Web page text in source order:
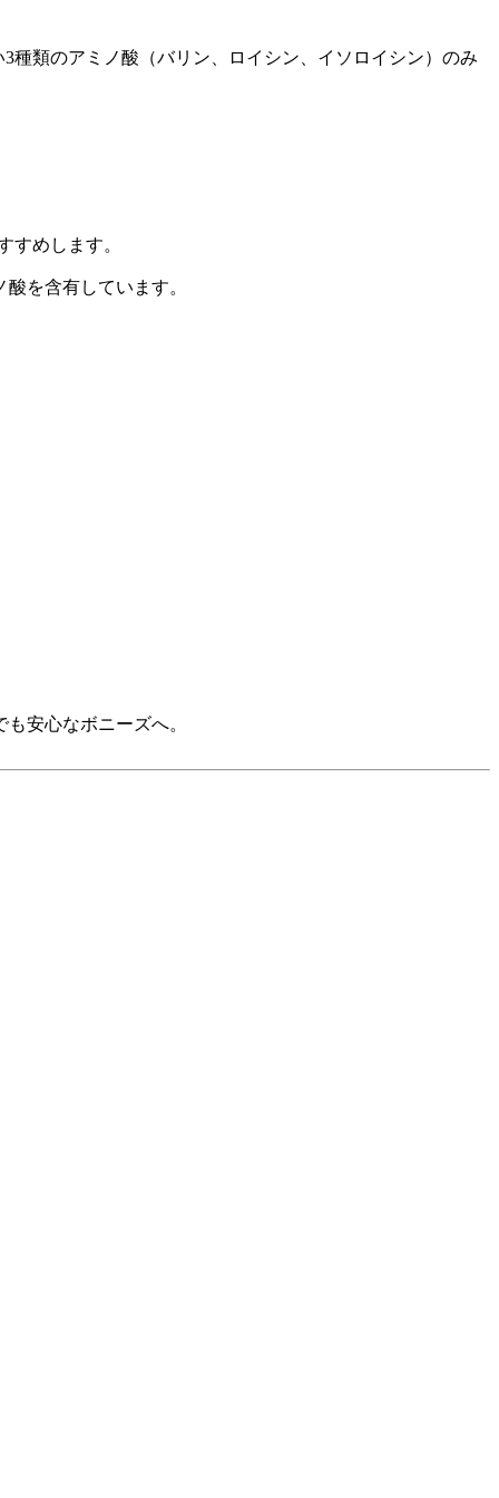
類のアミノ酸（バリン、ロイシン、イソロイシン）のみ
すめします。
を含有しています。
安心なボニーズへ。